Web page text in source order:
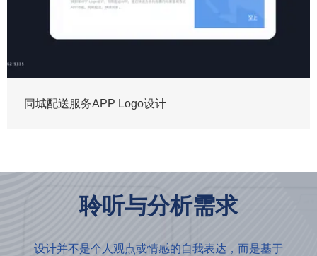
同城配送服务APP Logo设计
聆听与分析需求
设计并不是个人观点或情感的自我表达，而是基于